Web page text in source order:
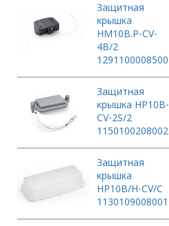
Защитная
крышка
HM10B.P-CV-
4B/2
1291100008500
Защитная
крышка HP10B-
CV-2S/2
1150100208002
Защитная
крышка
HP10B/H-CV/C
1130109008001